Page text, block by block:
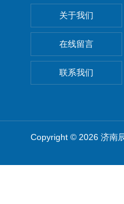
关于我们
在线留言
联系我们
Copyright © 2026 济南